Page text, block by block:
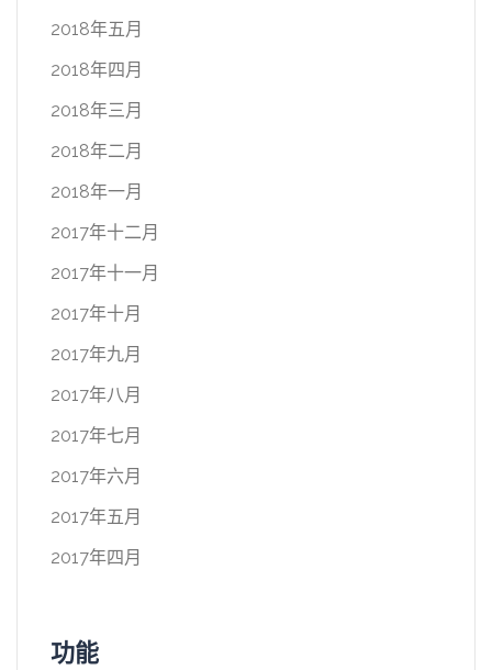
2018年五月
2018年四月
2018年三月
2018年二月
2018年一月
2017年十二月
2017年十一月
2017年十月
2017年九月
2017年八月
2017年七月
2017年六月
2017年五月
2017年四月
功能